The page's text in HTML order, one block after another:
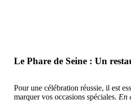
Le Phare de Seine : Un
Pour une célébration réussie, il est
marquer vos occasions spéciales. En